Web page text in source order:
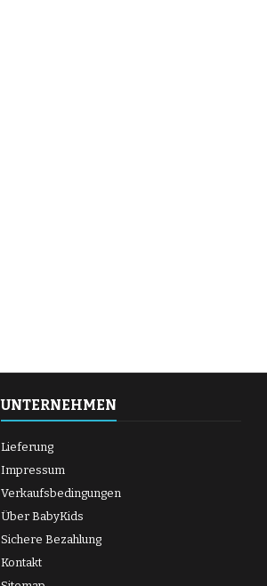
UNTERNEHMEN
Lieferung
Impressum
Verkaufsbedingungen
Über BabyKids
Sichere Bezahlung
Kontakt